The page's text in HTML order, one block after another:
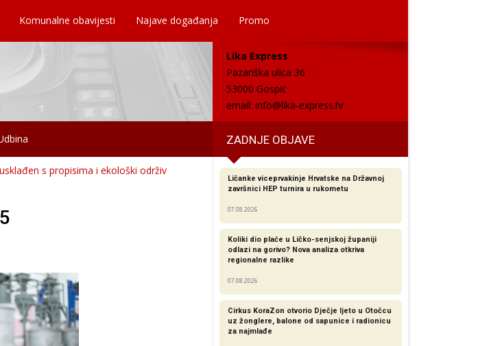
Komunalne obavijesti Najave događanja Promo
Lika Express
Pazariška ulica 36
53000 Gospić
email: info@lika-express.hr
ZADNJE OBJAVE
s propisima i ekološki održiv
Ličanke viceprvakinje Hrvatske na Državnoj
završnici HEP turnira u rukometu
07.08.2026
Koliki dio plaće u Ličko-senjskoj županiji
odlazi na gorivo? Nova analiza otkriva
regionalne razlike​
07.08.2026
Cirkus KoraZon otvorio Dječje ljeto u Otočcu
uz žonglere, balone od sapunice i radionicu
za najmlađe